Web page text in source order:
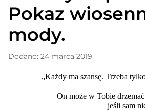
Szkoła
Dokumenty
Osiągnięcia
Warto wiedzieć
Pokaz
mody.
Dodano: 24 marca 2019
„Każdy ma szansę. Trzeba
On może w Tobie
jeśli sam